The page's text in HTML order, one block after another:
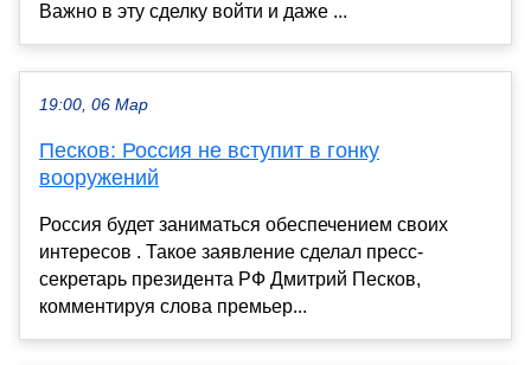
Важно в эту сделку войти и даже ...
19:00, 06 Мар
Песков: Россия не вступит в гонку
вооружений
Россия будет заниматься обеспечением своих
интересов . Такое заявление сделал пресс-
секретарь президента РФ Дмитрий Песков,
комментируя слова премьер...